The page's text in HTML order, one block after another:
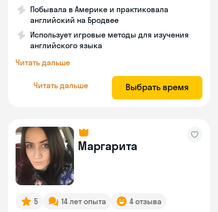
Побывала в Америке и практиковала
английский на Бродвее
Использует игровые методы для изучения
английского языка
Читать дальше
Читать дальше Выбрать время
Маргарита
5 14 лет опыта 4 отзыва